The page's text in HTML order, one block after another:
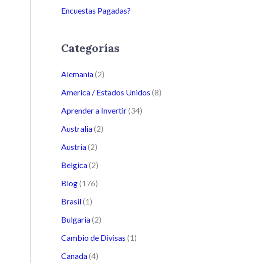
Encuestas Pagadas?
Categorías
Alemania(2)
America / Estados Unidos (8)
Aprender a Invertir(34)
Australia(2)
Austria(2)
Belgica(2)
Blog(176)
Brasil(1)
Bulgaria(2)
Cambio de Divisas (1)
Canada(4)